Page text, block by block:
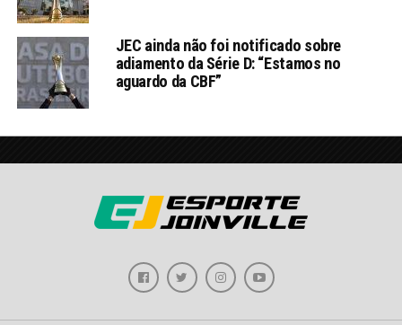
JEC ainda não foi notificado sobre
adiamento da Série D: “Estamos no
aguardo da CBF”